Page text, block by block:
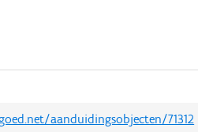
aanduidingsobjecten/71312